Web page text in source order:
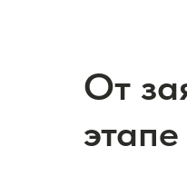
От
этапе